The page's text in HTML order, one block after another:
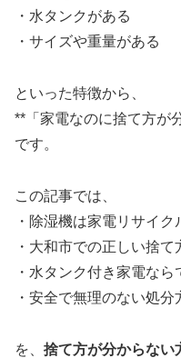
・水タンクがある
・サイズや重量がある
といった特徴から、
**「家電なのに捨て方が
です。
この記事では、
・除湿機は家電リサイ
・大和市での正しい捨て
・水タンク付き家電なら
・安全で無理のない処分
を、 捨て方が分からない